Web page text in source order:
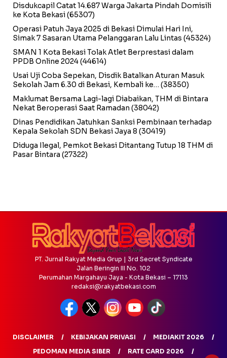
Disdukcapil Catat 14.687 Warga Jakarta Pindah Domisili
ke Kota Bekasi(65307)
Operasi Patuh Jaya 2025 di Bekasi Dimulai Hari Ini,
Simak 7 Sasaran Utama Pelanggaran Lalu Lintas (45324)
SMAN 1 Kota Bekasi Tolak Atlet Berprestasi dalam
PPDB Online 2024(44614)
Usai Uji Coba Sepekan, Disdik Batalkan Aturan Masuk
Sekolah Jam 6.30 di Bekasi, Kembali ke… (38350)
Maklumat Bersama Lagi-lagi Diabaikan, THM di Bintara
Nekat Beroperasi Saat Ramadan (38042)
Dinas Pendidikan Jatuhkan Sanksi Pembinaan terhadap
Kepala Sekolah SDN Bekasi Jaya 8 (30419)
Diduga Ilegal, Pemkot Bekasi Ditantang Tutup 18 THM di
Pasar Bintara (27322)
PT. Jurnal Rakyat Media Grup | 3rd Secret Syndicate
Jalan Beringin III No. 102
Perumahan Margahayu Jaya - Kota Bekasi – 17113
redaksi@rakyatbekasi.com
DISCLAIMER KEBIJAKAN PRIVASI
MEDIAKIT 2026
PEDOMAN MEDIA SIBER
RATE CARD 2026